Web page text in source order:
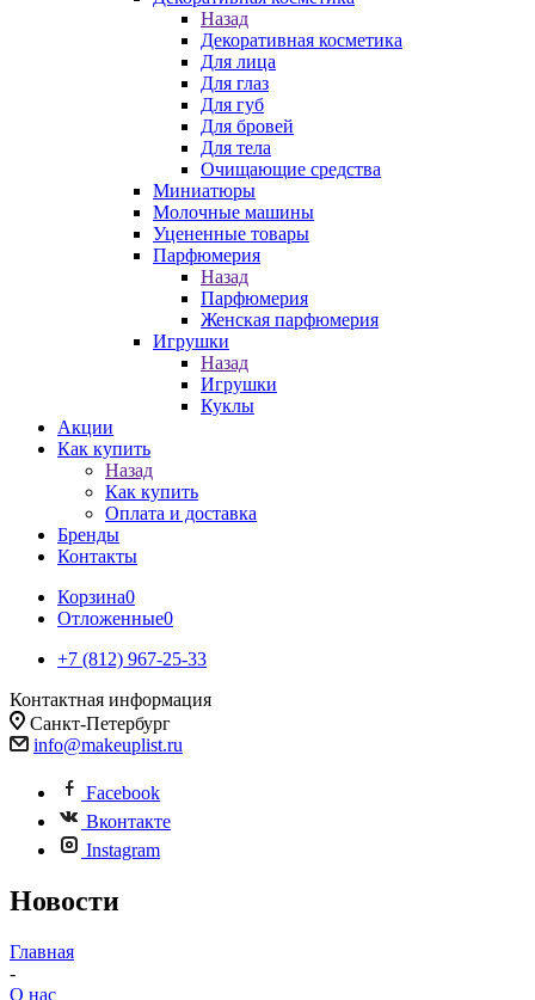
Назад
Декоративная косметика
Для лица
Для глаз
Для губ
Для бровей
Для тела
Очищающие средства
Миниатюры
Молочные машины
Уцененные товары
Парфюмерия
Назад
Парфюмерия
Женская парфюмерия
Игрушки
Назад
Игрушки
Куклы
Акции
Как купить
Назад
Как купить
Оплата и доставка
Бренды
Контакты
Корзина0
Отложенные0
+7 (812) 967-25-33
Контактная информация
Санкт-Петербург
info@makeuplist.ru
Facebook
Вконтакте
Instagram
Новости
Главная
-
О нас